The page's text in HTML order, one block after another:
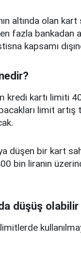
altında olan
fazla bankadan
kapsamı
kredi kartı limiti
limit
düşen bir kart
bin liranın
düşüş olabilir